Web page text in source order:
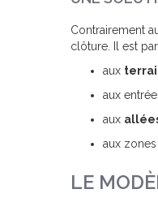
Contrairement
clôture. Il est
aux
aux
aux
aux
LE